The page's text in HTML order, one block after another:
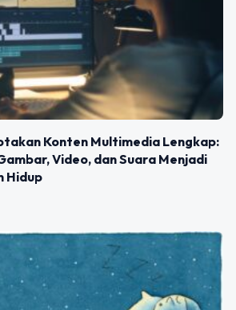
Konten Multimedia Lengkap:
Video, dan Suara Menjadi
Hidup